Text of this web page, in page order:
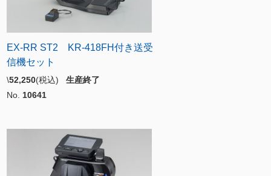
EX-RR ST2 KR-418FH付き送受
信機セット
\52,250(税込) 生産終了
No. 10641